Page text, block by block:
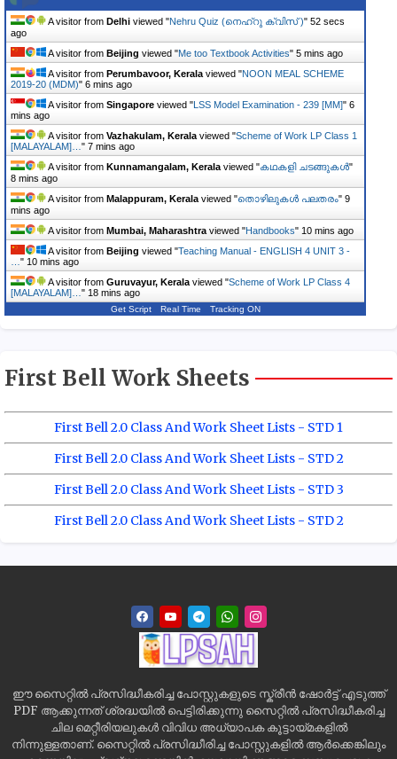
A visitor from Delhi viewed "Nehru Quiz (നെഹ്‌റു ക്വിസ് )" 52 secs
ago
A visitor from Beijing viewed "Me too Textbook Activities" 5 mins ago
A visitor from Perumbavoor, Kerala viewed "NOON MEAL SCHEME
2019-20 (MDM)" 6 mins ago
A visitor from Singapore viewed "LSS Model Examination - 239 [MM]" 6
mins ago
A visitor from Vazhakulam, Kerala viewed "Scheme of Work LP Class 1
[MALAYALAM]… " 7 mins ago
A visitor from Kunnamangalam, Kerala viewed "കഥകളി ചടങ്ങുകൾ"
8 mins ago
A visitor from Malappuram, Kerala viewed "തൊഴിലുകൾ പലതരം" 9
mins ago
A visitor from Mumbai, Maharashtra viewed "Handbooks" 10 mins ago
A visitor from Beijing viewed "Teaching Manual - ENGLISH 4 UNIT 3 -
" 10 mins ago
A visitor from Guruvayur, Kerala viewed "Scheme of Work LP Class 4
[MALAYALAM]… " 18 mins ago
Get Script Real Time Tracking ON
First Bell Work Sheets
First Bell 2.0 Class And Work Sheet Lists - STD 1
First Bell 2.0 Class And Work Sheet Lists - STD 2
First Bell 2.0 Class And Work Sheet Lists - STD 3
First Bell 2.0 Class And Work Sheet Lists - STD 2
ഈ സൈറ്റിൽ പ്രസിദ്ധീകരിച്ച പോസ്റ്റുകളുടെ സ്ക്രീൻ ഷോർട്ട് എടുത്ത്
PDF ആക്കുന്നത് ശ്രദ്ധയിൽ പെട്ടിരിക്കുന്നു സൈറ്റിൽ പ്രസിദ്ധീകരിച്ച
ചില മെറ്റീരിയലുകൾ വിവിധ അധ്യാപക കൂട്ടായ്മകളിൽ
നിന്നുള്ളതാണ്. സൈറ്റിൽ പ്രസിദ്ധീരിച്ച പോസ്റ്റുകളിൽ ആർക്കെങ്കിലും